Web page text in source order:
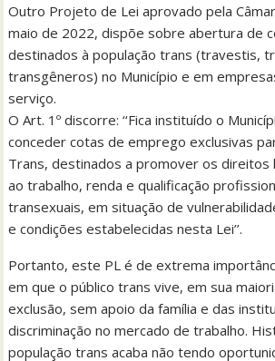
Outro Projeto de Lei aprovado pela
maio de 2022, dispõe sobre abertura de
destinados à população trans (travestis,
transgêneros) no Município e em
serviço.
O Art. 1º discorre: ‘‘Fica instituído o
conceder cotas de emprego exclusivas
Trans, destinados a promover os direitos
ao trabalho, renda e qualificação
transexuais, em situação de
e condições estabelecidas nesta Lei’’.
Portanto, este PL é de extrema
em que o público trans vive, em sua
exclusão, sem apoio da família e das
discriminação no mercado de trabalho.
população trans acaba não tendo